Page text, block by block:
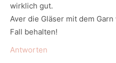
wirklich gut.
Aver die Gläser mit dem
Fall behalten!
Antworten